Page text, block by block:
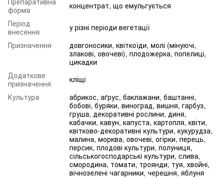
форма
концентрат, що емульгується
Період
внесення
у різні періоди вегетації
Призначення
довгоносики, квіткоїди, молі (мінуючі,
злакові, овочеві), плодожерка, попелиці,
цикадки
Додаткове
призначення
кліщі
Культура
абрикос, аґрус, баклажани, баштанні,
бобові, буряки, виноград, вишня, гарбуз,
груша, декоративні рослини, диня,
кабачки, кавун, капуста, картопля, квіти,
квітково-декоративні культури, кукурудза,
малина, морква, овочеві, огірки, перець,
персик, плодові культури, полуниця,
сільськогосподарські культури, слива,
смородина, томати, троянди, туя, хвойні,
вічнозелені чагарники, черешня, яблуня